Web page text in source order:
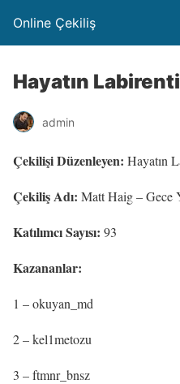
Online Çekiliş
Hayatın Labirenti
admin
Çekilişi Düzenleyen: Hayatın
Çekiliş Adı: Matt Haig – Gece
Katılımcı Sayısı: 93
Kazananlar:
1 – okuyan_md
2 – kel1metozu
3 – ftmnr_bnsz